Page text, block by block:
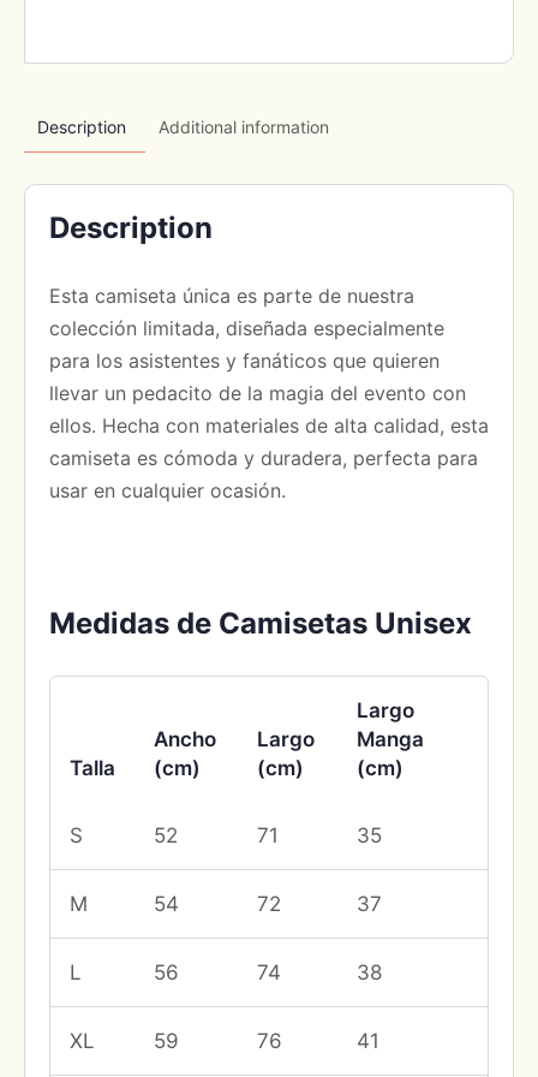
Description Additional information
Description
Esta camiseta única es parte de nuestra
colección limitada, diseñada especialmente
para los asistentes y fanáticos que quieren
llevar un pedacito de la magia del evento con
ellos. Hecha con materiales de alta calidad, esta
camiseta es cómoda y duradera, perfecta para
usar en cualquier ocasión.
Medidas de Camisetas Unisex
Talla
Ancho
(cm)
Largo
(cm)
Largo
Manga
(cm)
S 52 71 35
M 54 72 37
L 56 74 38
XL 59 76 41